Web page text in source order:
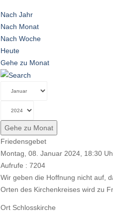
Nach Jahr
Nach Monat
Nach Woche
Heute
Gehe zu Monat
Gehe zu Monat
Friedensgebet
Montag, 08. Januar 2024, 18:30
Aufrufe : 7204
Wir geben die Hoffnung nicht auf,
Orten des Kirchenkreises wird zu
Ort Schlosskirche